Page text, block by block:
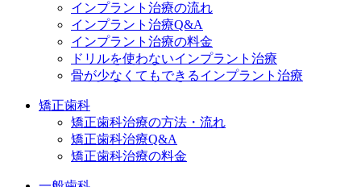
インプラント治療の流れ
インプラント治療Q&A
インプラント治療の料金
ドリルを使わないインプラント治療
骨が少なくてもできるインプラント治療
矯正歯科
矯正歯科治療の方法・流れ
矯正歯科治療Q&A
矯正歯科治療の料金